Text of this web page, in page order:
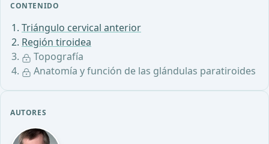
CONTENIDO
Triángulo cervical anterior
Región tiroidea
Topografía
Anatomía y función de las glándulas paratiroides
AUTORES